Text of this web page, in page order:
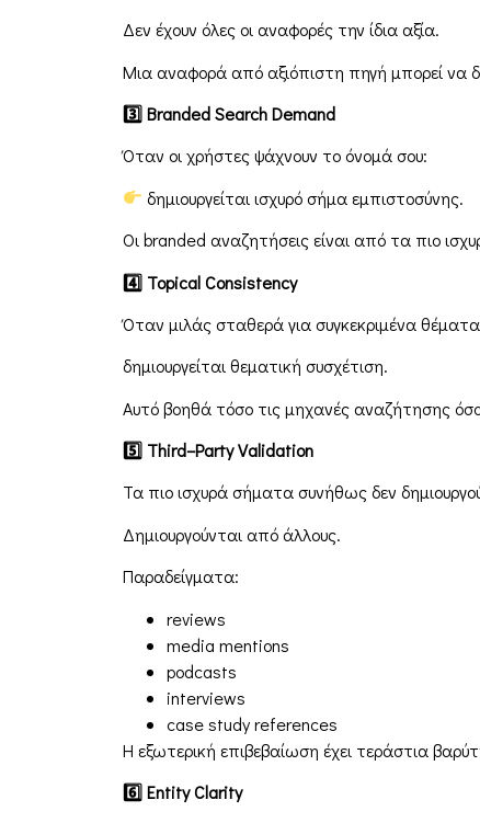
Δεν έχουν όλες οι αναφορές την ίδια αξία.
Μια αναφορά από αξιόπιστη πηγή μπορεί να
3BrandedSearchDemand
Όταν οι χρήστες ψάχνουν το όνομά σου:
δημιουργείται ισχυρό σήμα εμπιστοσύνης.
Οι branded αναζητήσεις είναι από τα πιο
4 TopicalConsistency
Όταν μιλάς σταθερά για συγκεκριμένα
δημιουργείται θεματική συσχέτιση.
Αυτό βοηθά τόσο τις μηχανές αναζήτησης όσο
5 Third–PartyValidation
Τα πιο ισχυρά σήματα συνήθως δεν
Δημιουργούνται από άλλους.
Παραδείγματα:
reviews
media mentions
podcasts
interviews
case study references
Η εξωτερική επιβεβαίωση έχει τεράστια
6EntityClarity